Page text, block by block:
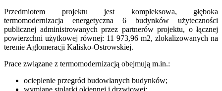
Przedmiotem projektu jest kompleksowa, głęboka
termomodernizacja energetyczna 6 budynków użyteczności
publicznej administrowanych przez partnerów projektu, o łącznej
powierzchni użytkowej równej: 11 973,96 m2, zlokalizowanych na
terenie Aglomeracji Kalisko-Ostrowskiej.
Prace związane z termomodernizacją obejmują m.in.:
ocieplenie przegród budowlanych budynków;